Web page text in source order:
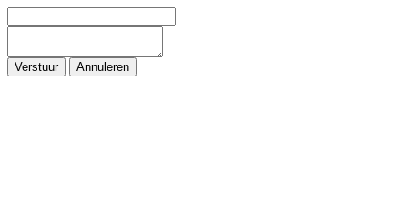
Verstuur Annuleren